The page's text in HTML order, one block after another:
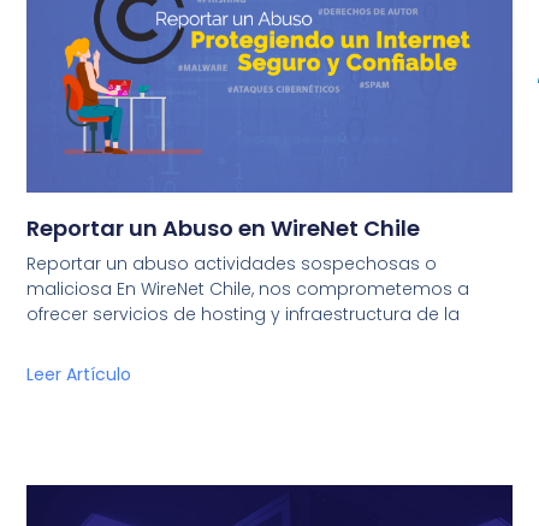
Reportar un Abuso en WireNet Chile
Reportar un abuso actividades sospechosas o
maliciosa En WireNet Chile, nos comprometemos a
ofrecer servicios de hosting y infraestructura de la
Leer Artículo